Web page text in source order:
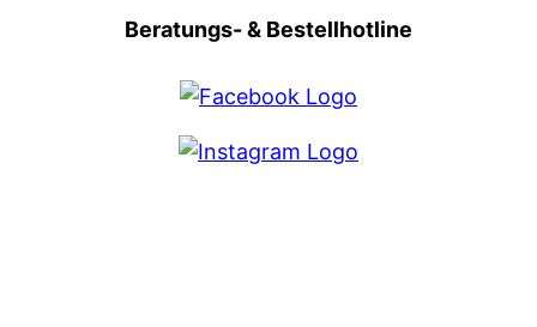
Beratungs- & Bestellhotline